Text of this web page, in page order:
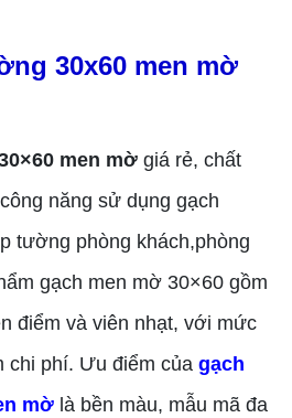
30x60 men mờ
men mờ giá rẻ, chất
năng sử dụng gạch
tường phòng khách,phòng
gạch men mờ 30×60 gồm
điểm và viên nhạt, với mức
chi phí. Ưu điểm của gạch
mờ là bền màu, mẫu mã đa